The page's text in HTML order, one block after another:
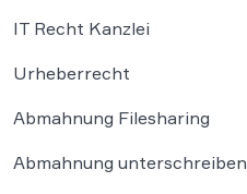
IT Recht Kanzlei
Urheberrecht
Abmahnung Filesharing
Abmahnung unterschreiben